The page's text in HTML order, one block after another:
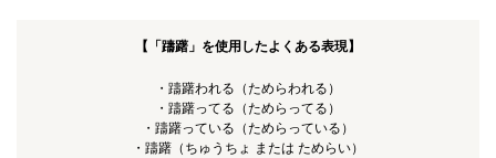
【「躊躇」を使用したよくある表現】
・躊躇われる（ためらわれる）
・躊躇ってる（ためらってる）
・躊躇っている（ためらっている）
・躊躇（ちゅうちょ または ためらい）